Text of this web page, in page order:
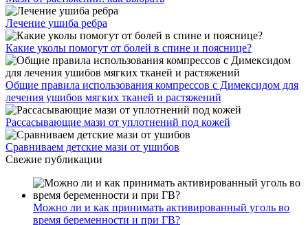
Лечение ушиба ребра
Какие уколы помогут от болей в спине и пояснице?
Общие правила использования компрессов с Димексидом для
лечения ушибов мягких тканей и растяжений
Рассасывающие мази от уплотнений под кожей
Сравниваем детские мази от ушибов
Свежие публикации
Можно ли и как принимать активированный уголь во
время беременности и при ГВ?